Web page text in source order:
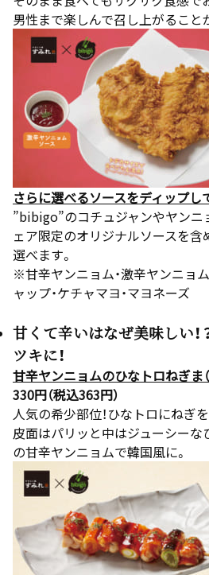
男性まで楽しんで召し上がること
さらに選べるソースをディップし
”bibigo”のコチュジャンやヤンニ
ェア限定のオリジナルソースを含
選べます。
※甘辛ヤンニョム・激辛ヤンニョム
ャップ・ケチャマヨ・マヨネーズ
甘くて辛いはなぜ美味しい！
ツキに！
甘辛ヤンニョムのひなトロねぎま
330円（税込363円）
人気の希少部位！ひなトロにねぎ
皮面はパリッと中はジューシー
の甘辛ヤンニョムで韓国風に。